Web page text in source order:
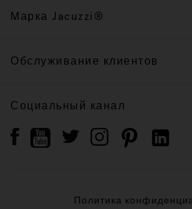
Марка Jacuzzi®
Обслуживание клиентов
Социальный канал
Политика